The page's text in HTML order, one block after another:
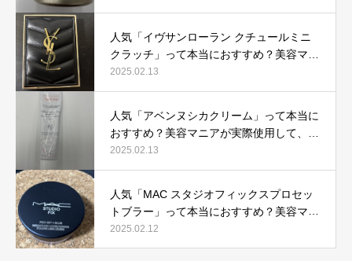
て口コミを検証
人気「イヴサンローラン クチュールミニ
クラッチ」って本当におすすめ？美容マニ
アが実際使用して口コミを検証！
2025.02.13
人気「アベンヌシカクリーム」って本当に
おすすめ？美容マニアが実際使用して、口
コミを検証！
2025.02.13
人気「MAC スタジオフィックスプロセッ
トブラー」って本当におすすめ？美容マニ
アが実際使用して口コミを検証！
2025.02.12